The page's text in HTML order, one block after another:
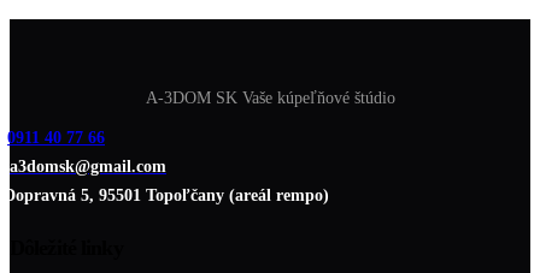
A-3DOM SK Vaše kúpeľňové štúdio
0911 40 77 66
a3domsk@gmail.com
Dopravná 5, 95501 Topoľčany (areál rempo)